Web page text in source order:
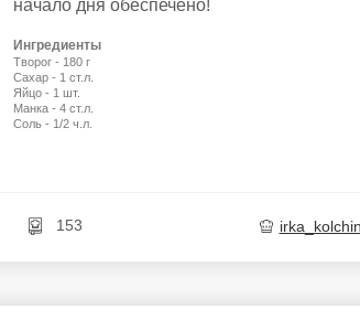
начало дня обеспечено!
Ингредиенты
Творог - 180 г
Сахар - 1 ст.л.
Яйцо - 1 шт.
Манка - 4 ст.л.
Соль - 1/2 ч.л.
153